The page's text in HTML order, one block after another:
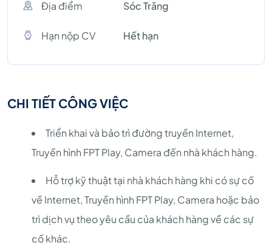
Địa điểm Sóc Trăng
Hạn nộp CV Hết hạn
CHI TIẾT CÔNG VIỆC
Triển khai và bảo trì đường truyền Internet,
Truyền hình FPT Play, Camera đến nhà khách hàng.
Hỗ trợ kỹ thuật tại nhà khách hàng khi có sự cố
về Internet, Truyền hình FPT Play, Camera hoặc bảo
trì dịch vụ theo yêu cầu của khách hàng về các sự
cố khác.